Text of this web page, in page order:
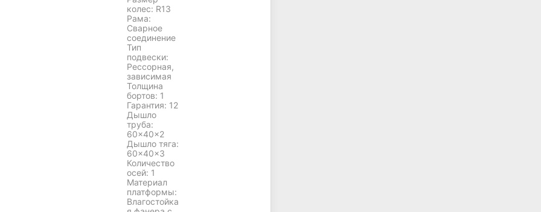
колес: R13
Рама:
Сварное
соединение
Тип
подвески:
Рессорная,
зависимая
Толщина
бортов: 1
Гарантия: 12
Дышло
труба:
60×40×2
Дышло тяга:
60×40×3
Количество
осей: 1
Материал
платформы:
Влагостойка